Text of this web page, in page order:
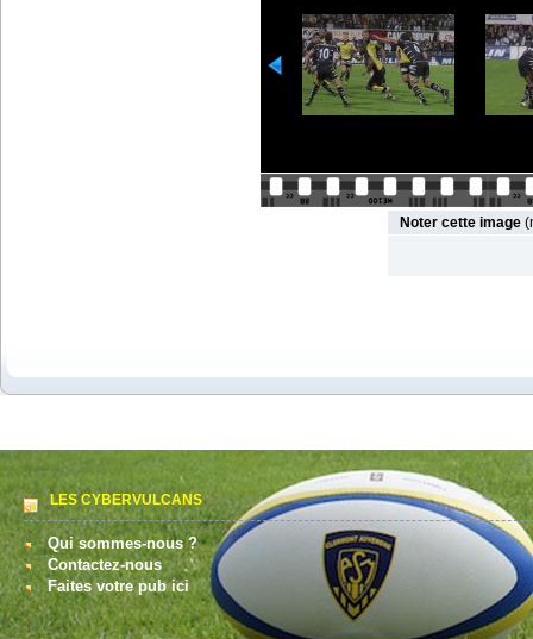
Noter cette image
LES CYBERVULCANS
Qui sommes-nous ?
Contactez-nous
Faites votre pub ici